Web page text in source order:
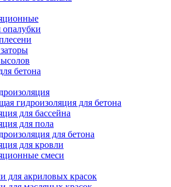
опалубки
бетона
гидроизоляция для бетона
для бассейна
для пола
для бетона
для кровли
смеси
для акриловых красок